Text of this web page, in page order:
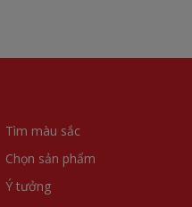
Tìm màu sắc
Chọn sản phẩm
Ý tưởng